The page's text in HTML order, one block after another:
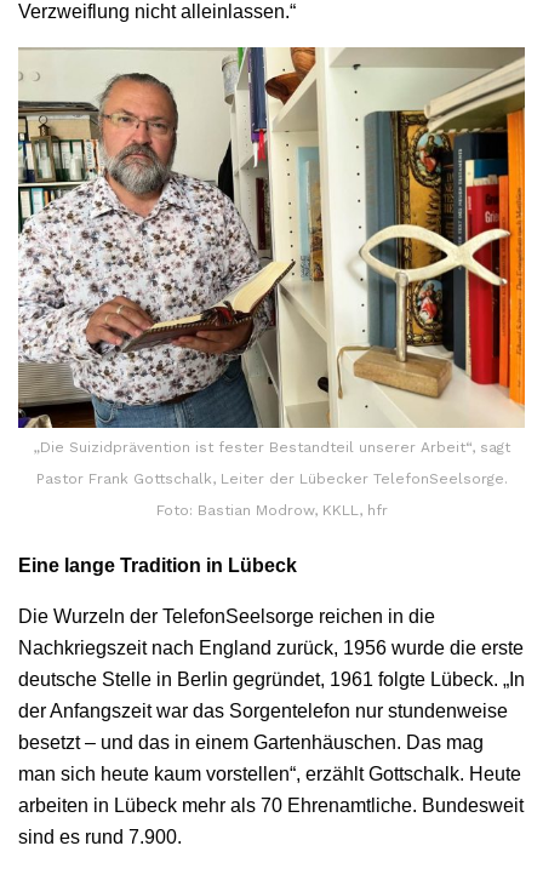
Verzweiflung nicht alleinlassen.“
„Die Suizidprävention ist fester Bestandteil unserer Arbeit“, sagt
Pastor Frank Gottschalk, Leiter der Lübecker TelefonSeelsorge.
Foto: Bastian Modrow, KKLL, hfr
Eine lange Tradition in Lübeck
Die Wurzeln der TelefonSeelsorge reichen in die
Nachkriegszeit nach England zurück, 1956 wurde die erste
deutsche Stelle in Berlin gegründet, 1961 folgte Lübeck. „In
der Anfangszeit war das Sorgentelefon nur stundenweise
besetzt – und das in einem Gartenhäuschen. Das mag
man sich heute kaum vorstellen“, erzählt Gottschalk. Heute
arbeiten in Lübeck mehr als 70 Ehrenamtliche. Bundesweit
sind es rund 7.900.